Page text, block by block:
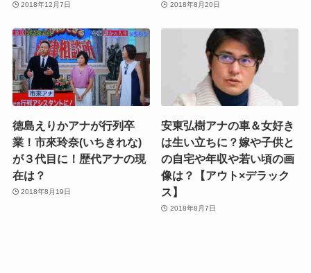
2018年12月7日 2018年8月20日
徳島えりかアナが行列卒
業！市來玲奈(いちきれな)
が３代目に！歴代アナの現
在は？
2018年8月19日
安東弘樹アナの車＆女好き
は生い立ちに？嫁や子供と
の自宅や年収や若い頃の画
像は？【アウト×デラック
ス】
2018年8月7日